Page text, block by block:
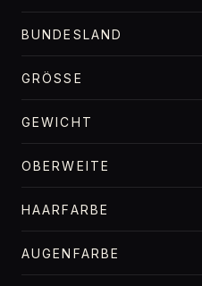
BUNDESLAND
GRÖSSE
GEWICHT
OBERWEITE
HAARFARBE
AUGENFARBE